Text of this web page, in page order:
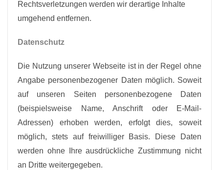
Rechtsverletzungen werden wir derartige Inhalte
umgehend entfernen.
Datenschutz
Die Nutzung unserer Webseite ist in der Regel ohne
Angabe personenbezogener Daten möglich. Soweit
auf unseren Seiten personenbezogene Daten
(beispielsweise Name, Anschrift oder E-Mail-
Adressen) erhoben werden, erfolgt dies, soweit
möglich, stets auf freiwilliger Basis. Diese Daten
werden ohne Ihre ausdrückliche Zustimmung nicht
an Dritte weitergegeben.